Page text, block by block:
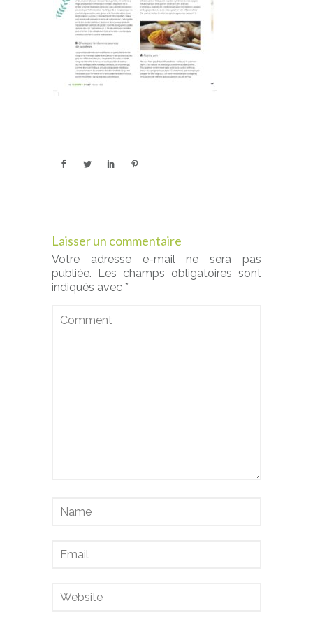
Laisser un commentaire
Votre adresse e-mail ne sera pas
publiée.
Les champs obligatoires sont
indiqués avec *